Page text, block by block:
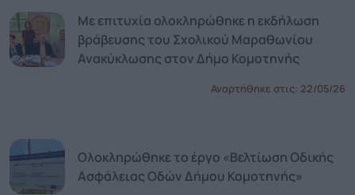
Με επιτυχία ολοκληρώθηκε η εκδήλωση
βράβευσης του Σχολικού Μαραθωνίου
Ανακύκλωσης στον Δήμο Κομοτηνής
Αναρτήθηκε στις: 22/05/26
Ολοκληρώθηκε το έργο «Βελτίωση Οδικής
Ασφάλειας Οδών Δήμου Κομοτηνής»